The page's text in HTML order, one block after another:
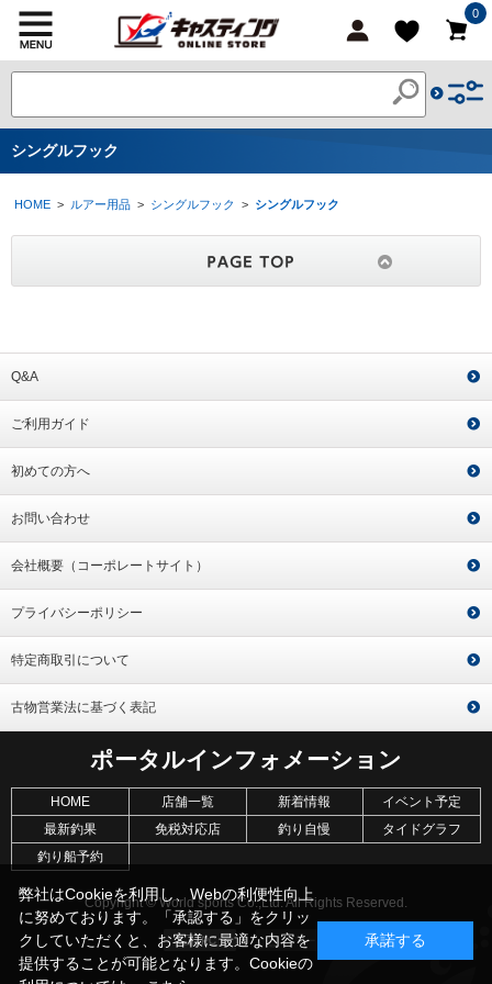
0
シングルフック
HOME > ルアー用品 > シングルフック > シングルフック
Q&A
ご利用ガイド
初めての方へ
お問い合わせ
会社概要（コーポレートサイト）
プライバシーポリシー
特定商取引について
古物営業法に基づく表記
ポータルインフォメーション
HOME 店舗一覧 新着情報
イベント予定
最新釣果
免税対応店 釣り自慢
タイドグラフ
釣り船予約
Copyright © World sports Co.,Ltd. All Rights Reserved.
弊社はCookieを利用し、Webの利便性向上
に努めております。「承認する」をクリッ
クしていただくと、お客様に最適な内容を
提供することが可能となります。Cookieの
承諾する